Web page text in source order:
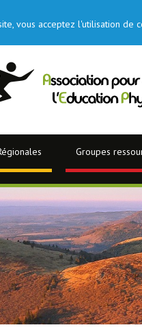
vous acceptez l'utilisation
Groupes